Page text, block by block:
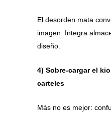
El desorden mata
imagen. Integra
diseño.
4) Sobre-cargar el
carteles
Más no es mejor: